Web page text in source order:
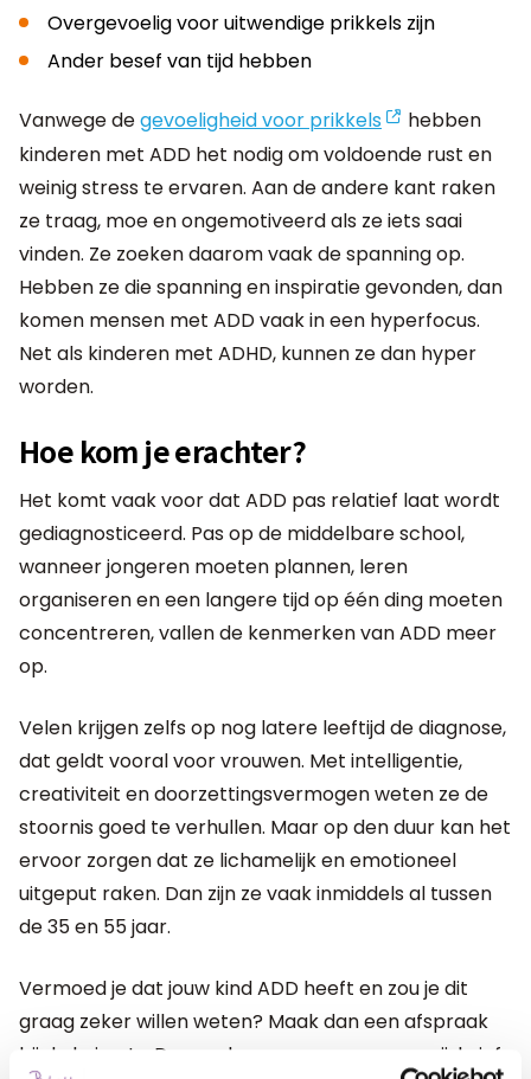
Overgevoelig voor uitwendige prikkels zijn
Ander besef van tijd hebben
Vanwege degevoeligheid voor prikkels
hebben
kinderen met ADD het nodig om voldoende rust en
weinig stress te ervaren. Aan de andere kant raken
ze traag, moe en ongemotiveerd als ze iets saai
vinden. Ze zoeken daarom vaak de spanning op.
Hebben ze die spanning en inspiratie gevonden, dan
komen mensen met ADD vaak in een hyperfocus.
Net als kinderen met ADHD, kunnen ze dan hyper
worden.
Hoe kom je erachter?
Het komt vaak voor dat ADD pas relatief laat wordt
gediagnosticeerd. Pas op de middelbare school,
wanneer jongeren moeten plannen, leren
organiseren en een langere tijd op één ding moeten
concentreren, vallen de kenmerken van ADD meer
op.
Velen krijgen zelfs op nog latere leeftijd de diagnose,
dat geldt vooral voor vrouwen. Met intelligentie,
creativiteit en doorzettingsvermogen weten ze de
stoornis goed te verhullen. Maar op den duur kan het
ervoor zorgen dat ze lichamelijk en emotioneel
uitgeput raken. Dan zijn ze vaak inmiddels al tussen
de 35 en 55 jaar.
Vermoed je dat jouw kind ADD heeft en zou je dit
graag zeker willen weten? Maak dan een afspraak
bij de huisarts. Deze zal zorgen voor een verwijsbrief